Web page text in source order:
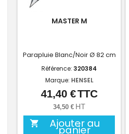
MASTER M
Parapluie Blanc/Noir Ø 82 cm
Référence: 320384
Marque: HENSEL
Prix
41,40 €TTC
34,50 € HT
 Ajouter au
panier